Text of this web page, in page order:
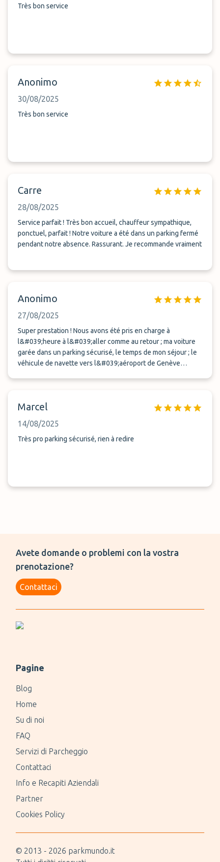
Très bon service
Anonimo
30/08/2025
Très bon service
Carre
28/08/2025
Service parfait ! Très bon accueil, chauffeur sympathique,
ponctuel, parfait ! Notre voiture a été dans un parking fermé
pendant notre absence. Rassurant. Je recommande vraiment
Anonimo
27/08/2025
Super prestation ! Nous avons été pris en charge à
l&#039;heure à l&#039;aller comme au retour ; ma voiture
garée dans un parking sécurisé, le temps de mon séjour ; le
véhicule de navette vers l&#039;aéroport de Genève
Marcel
14/08/2025
Très pro parking sécurisé, rien à redire
Avete domande o problemi con la vostra
prenotazione?
Contattaci
Pagine
Blog
Home
Su di noi
FAQ
Servizi di Parcheggio
Contattaci
Info e Recapiti Aziendali
Partner
Cookies Policy
© 2013 - 2026 parkmundo.it